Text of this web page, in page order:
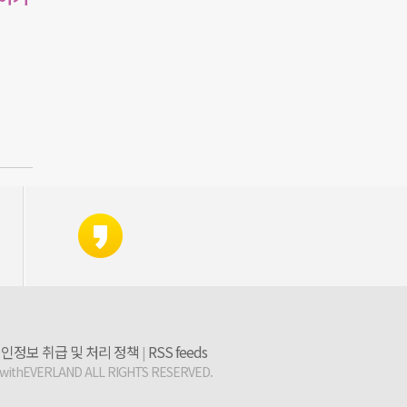
정보 취급 및 처리 정책 | RSS feeds
ALL RIGHTS RESERVED.